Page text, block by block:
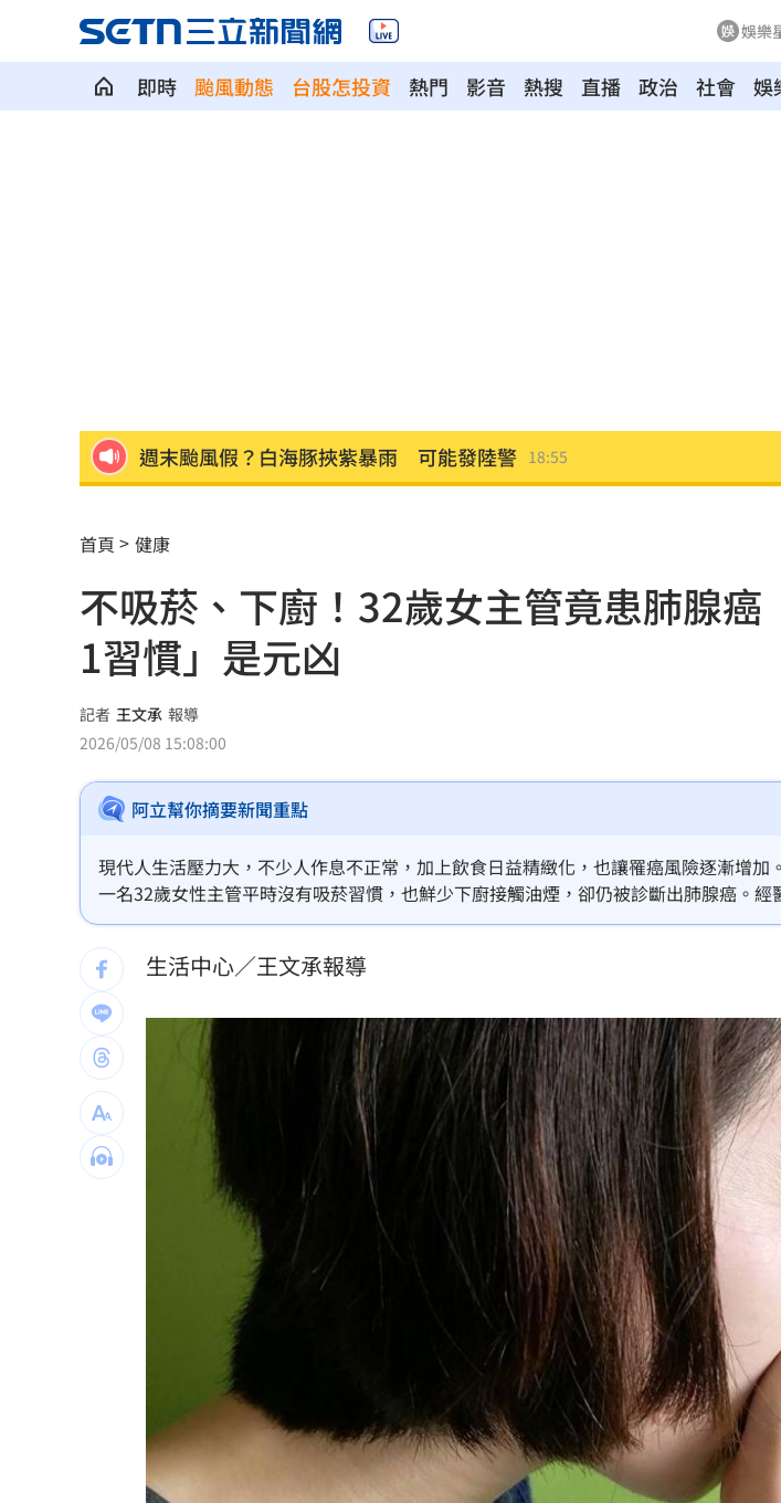
娛樂
即時 颱風動態 台股怎投資 熱門 影音 熱搜 直播 政治 社會 娛
週末颱風假？白海豚挾紫暴雨 可能發陸警 18:55
黃仁勳點名「下一波浪潮」這族群全面噴出
許富凱攻蛋倒數突公開道歉 真實原因曝光 18:48
新／狠詐慈濟10.6億 名律師移審結果曝
陳智菡賀柯文哲爆抄襲 他狠酸這黨很奇怪
詐慈濟10億破案關鍵！女律頻繁1動作露餡
交過2外籍女友！姜厚任曝曾一年不近女色
柯文哲生日小編喊「說那4個字」留言翻車 18:38
Gmail將砍重要功能 官方：建議提前備份
梅西梅開二度 登北美聯賽盃歷史進球王 18:35
挖童骨後頻出意外 台積電嘉義廠請神鎮煞 18:22
這吃法頂呱呱「青花椒鹹酥雞＋角嗨」開賣 18:20
韓股慘跌爆金融危機？惠譽揭恐衝擊2產業 18:16
金曲男星突宣布「單飛」超狂新身分曝光 18:16
是否對饒慶鈴開罰？陸委會表態了 18:16
台灣彩券開獎直播中
LIVE三立+24小時直播
三立iNEWS新聞台線上直播 18:00
理想混蛋號召粉絲跨海追星吃美食！
首頁 健康
不吸菸、下廚！32歲女主管竟患肺腺
1習慣」是元凶
記者 王文承 報導
2026/05/08 15:08:00
阿立幫你摘要新聞重點
現代人生活壓力大，不少人作息不正常，加上飲食日益精緻化，也讓罹癌風險逐漸增加
一名32歲女性主管平時沒有吸菸習慣，也鮮少下廚接觸油煙，卻仍被診斷出肺腺癌。
期處於高壓環境，且習慣以甜食紓壓，成為潛在危險因子。所幸及早發現並接受手術，
生活中心／王文承報導